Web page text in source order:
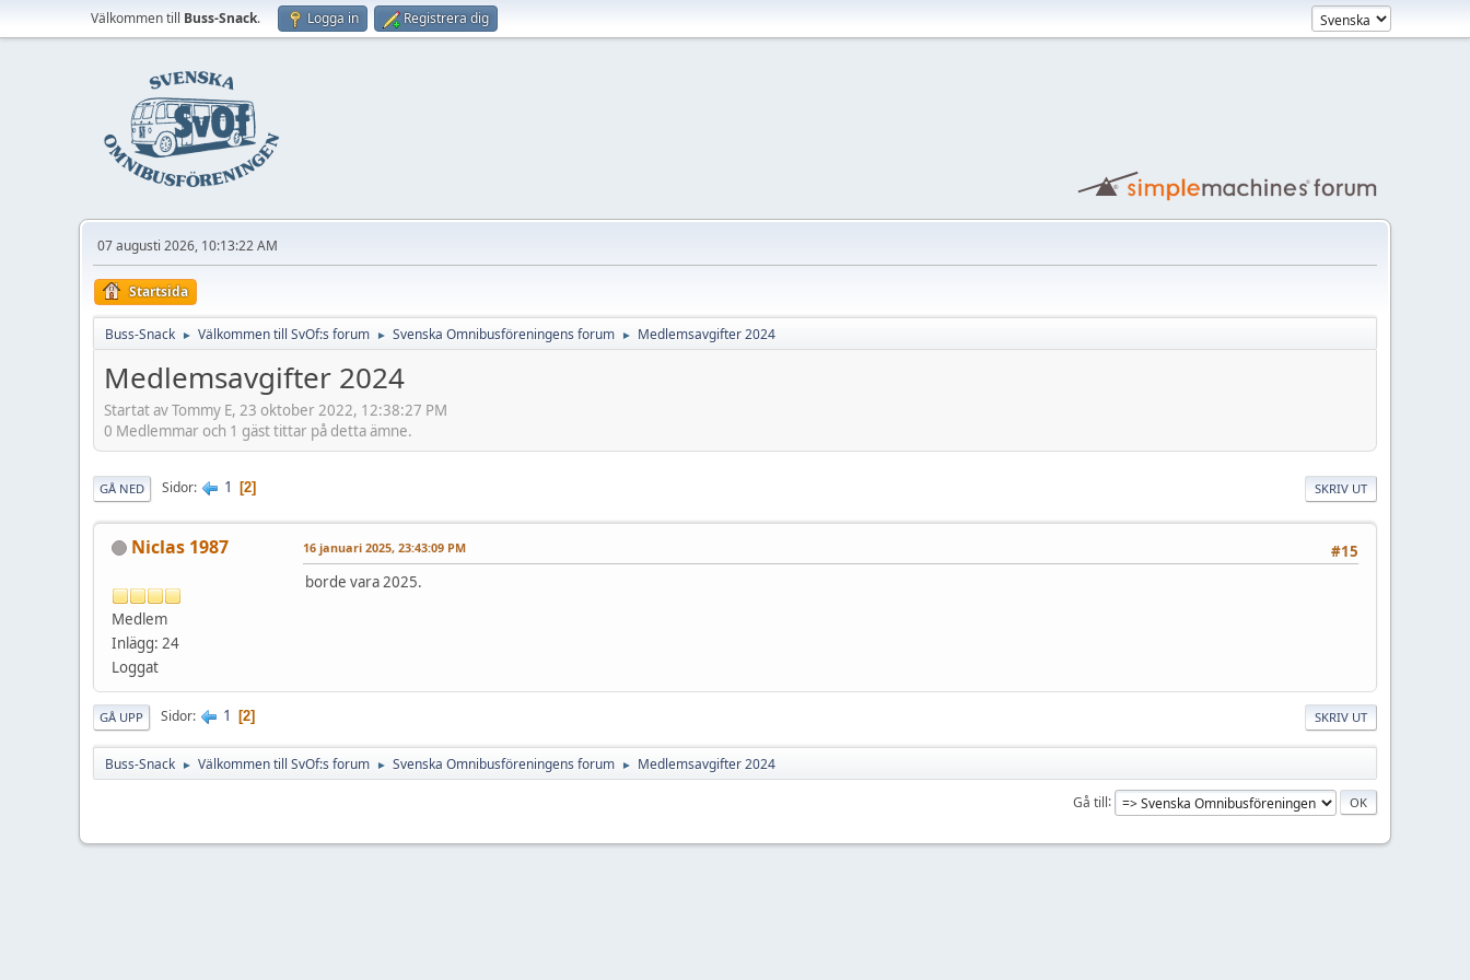
Välkommen till Buss-Snack. Logga in Registrera dig
07 augusti 2026, 10:13:22 AM
Startsida
Buss-Snack ► Välkommen till SvOf:s forum ► Svenska Omnibusföreningens forum ► Medlemsavgifter 2024
Medlemsavgifter 2024
Startat av Tommy E, 23 oktober 2022, 12:38:27 PM
0 Medlemmar och 1 gäst tittar på detta ämne.
SKRIV UT
GÅ NED Sidor 1 2
Niclas 1987
Medlem
Inlägg: 24
Loggat
#15
16 januari 2025, 23:43:09 PM
borde vara 2025.
SKRIV UT
GÅ UPP Sidor 1 2
Buss-Snack ► Välkommen till SvOf:s forum ► Svenska Omnibusföreningens forum ► Medlemsavgifter 2024
Gå till